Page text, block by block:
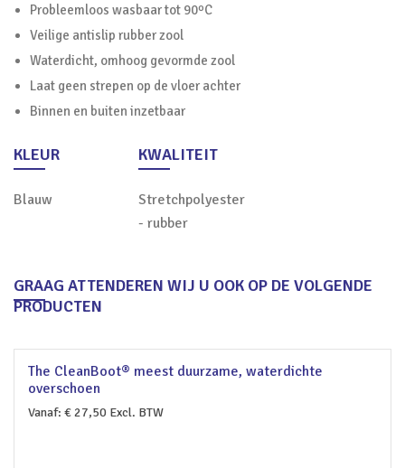
Probleemloos wasbaar tot 90ºC
Veilige antislip rubber zool
Waterdicht, omhoog gevormde zool
Laat geen strepen op de vloer achter
Binnen en buiten inzetbaar
KLEUR
Blauw
KWALITEIT
Stretchpolyester
- rubber
GRAAG ATTENDEREN WIJ U OOK OP DE VOLGENDE
PRODUCTEN
The CleanBoot® meest duurzame, waterdichte
overschoen
Vanaf: €27,50 Excl. BTW